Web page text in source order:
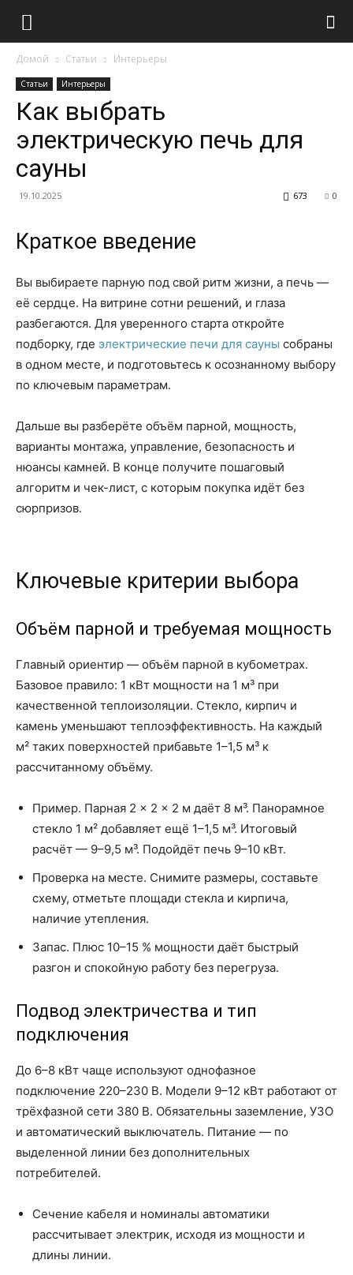
Домой Статьи Интерьеры
Статьи Интерьеры
Как выбрать
электрическую печь для
сауны
19.10.2025 0
673
Краткое введение
Вы выбираете парную под свой ритм жизни, а печь —
её сердце. На витрине сотни решений, и глаза
разбегаются. Для уверенного старта откройте
подборку, где электрические печи для сауны собраны
в одном месте, и подготовьтесь к осознанному выбору
по ключевым параметрам.
Дальше вы разберёте объём парной, мощность,
варианты монтажа, управление, безопасность и
нюансы камней. В конце получите пошаговый
алгоритм и чек-лист, с которым покупка идёт без
сюрпризов.
Ключевые критерии выбора
Объём парной и требуемая мощность
Главный ориентир — объём парной в кубометрах.
Базовое правило: 1 кВт мощности на 1 м³ при
качественной теплоизоляции. Стекло, кирпич и
камень уменьшают теплоэффективность. На каждый
м² таких поверхностей прибавьте 1–1,5 м³ к
рассчитанному объёму.
Пример. Парная 2 × 2 × 2 м даёт 8 м³. Панорамное
стекло 1 м² добавляет ещё 1–1,5 м³. Итоговый
расчёт — 9–9,5 м³. Подойдёт печь 9–10 кВт.
Проверка на месте. Снимите размеры, составьте
схему, отметьте площади стекла и кирпича,
наличие утепления.
Запас. Плюс 10–15 % мощности даёт быстрый
разгон и спокойную работу без перегруза.
Подвод электричества и тип
подключения
До 6–8 кВт чаще используют однофазное
подключение 220–230 В. Модели 9–12 кВт работают от
трёхфазной сети 380 В. Обязательны заземление, УЗО
и автоматический выключатель. Питание — по
выделенной линии без дополнительных
потребителей.
Сечение кабеля и номиналы автоматики
рассчитывает электрик, исходя из мощности и
длины линии.